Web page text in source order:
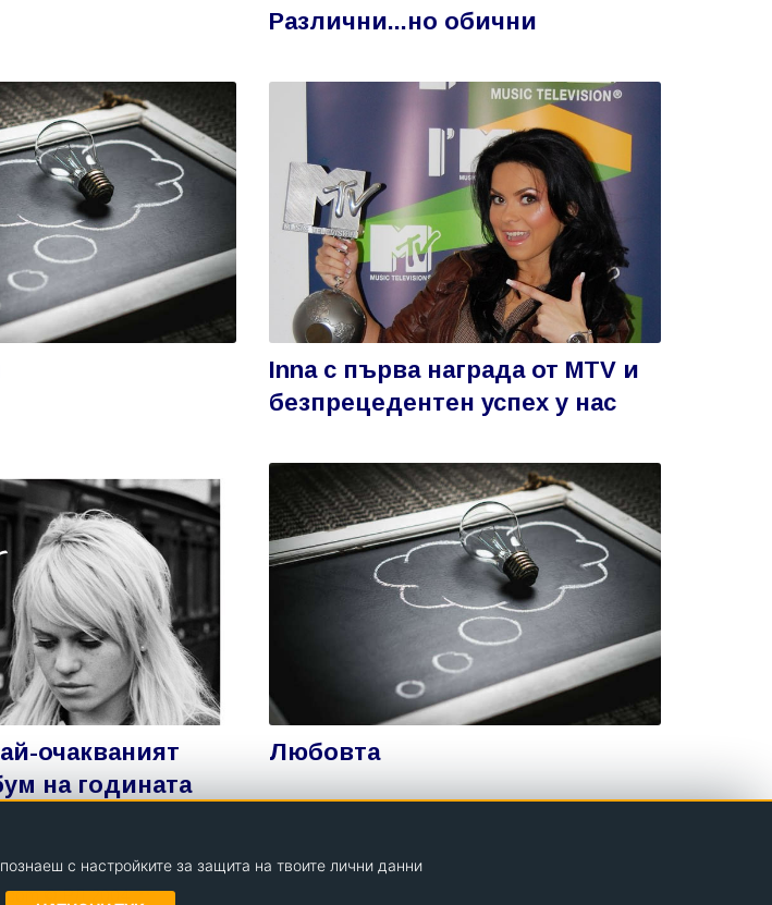
Различни...но обични
Inna с първа награда от MTV и
безпрецедентен успех у нас
очакваният
на годината
Любовта
© РД 2004
с настройките за защита на твоите лични данни